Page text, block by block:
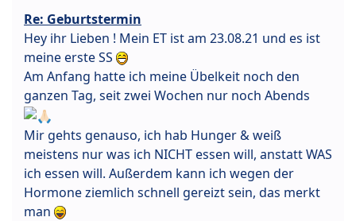
Re: Geburtstermin
Hey ihr Lieben ! Mein ET ist am 23.08.21 und es ist
meine erste SS
Am Anfang hatte ich meine Übelkeit noch den
ganzen Tag, seit zwei Wochen nur noch Abends
Mir gehts genauso, ich hab Hunger & weiß
meistens nur was ich NICHT essen will, anstatt WAS
ich essen will. Außerdem kann ich wegen der
Hormone ziemlich schnell gereizt sein, das merkt
man